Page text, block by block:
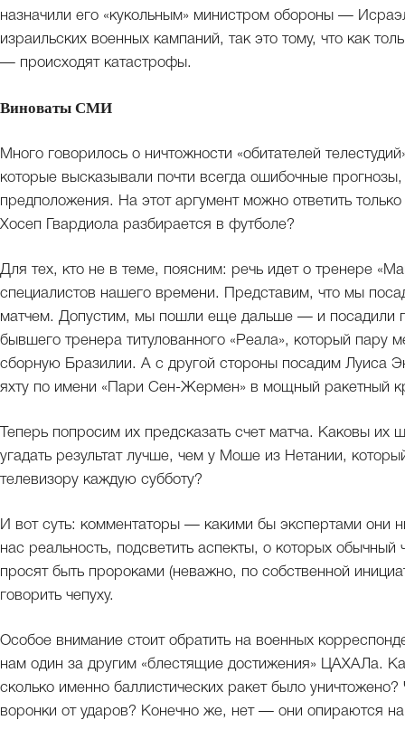
назначили его «кукольным» министром обороны —
израильских военных кампаний, так это тому, что как
— происходят катастрофы.
Виноваты СМИ
Много говорилось о ничтожности «обитателей
которые высказывали почти всегда ошибочные
предположения. На этот аргумент можно ответить
Хосеп Гвардиола разбирается в футболе?
Для тех, кто не в теме, поясним: речь идет о тренере
специалистов нашего времени. Представим, что мы
матчем. Допустим, мы пошли еще дальше — и посадили
бывшего тренера титулованного «Реала», который пару
сборную Бразилии. А с другой стороны посадим Луиса
яхту по имени «Пари Сен-Жермен» в мощный ракетный
Теперь попросим их предсказать счет матча. Каковы
угадать результат лучше, чем у Моше из Нетании,
телевизору каждую субботу?
И вот суть: комментаторы — какими бы экспертами они
нас реальность, подсветить аспекты, о которых
просят быть пророками (неважно, по собственной
говорить чепуху.
Особое внимание стоит обратить на военных
нам один за другим «блестящие достижения» ЦАХАЛа.
сколько именно баллистических ракет было
воронки от ударов? Конечно же, нет — они опираются